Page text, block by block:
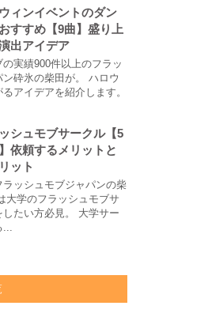
ィンイベントのダン
すすめ【9曲】盛り上
出アイデア
実績900件以上のフラッ
砕氷の柴田が。 ハロウ
アイデアを紹介します。
シュモブサークル【5
依頼するメリットと
ット
ラッシュモブジャパンの柴
大学のフラッシュモブサ
したい方必見。 大学サー
...